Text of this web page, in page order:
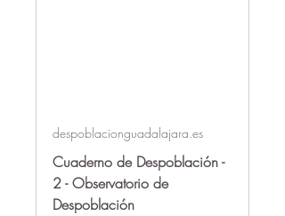
despoblacionguadalajara.es
Cuaderno de Despoblación -
2 - Observatorio de
Despoblación